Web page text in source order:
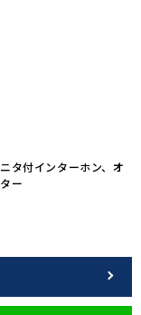
タ付インターホン、オ
ー